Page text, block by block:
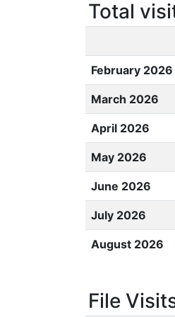
Total
February 2026
March 2026
April 2026
May 2026
June 2026
July 2026
August 2026
File